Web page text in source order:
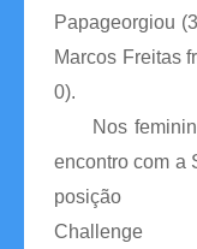
Clubes Filiados
Links
Contactos
Disciplina
Papageorgiou
Marcos Freitas
0).
Nos
encontro com a
posição
Challenge